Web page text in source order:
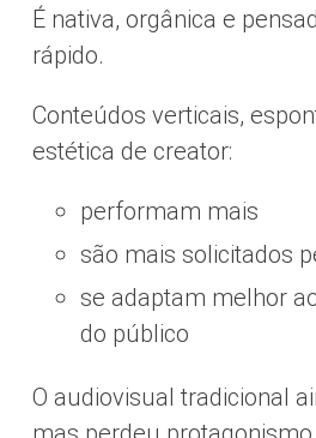
É nativa, orgânica e
rápido.
Conteúdos verticais,
estética de creator:
performam mais
são mais solicitados
se adaptam melhor
do público
O audiovisual tradicional